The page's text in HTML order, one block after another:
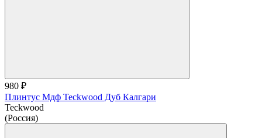
980 ₽
Плинтус Мдф Teckwood Дуб Калгари
Teckwood
(Россия)